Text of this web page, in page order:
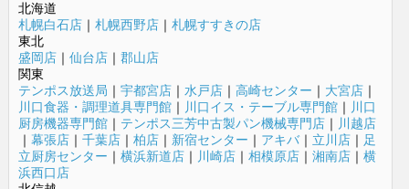
北海道
札幌白石店｜ 札幌西野店｜ 札幌すすきの店
東北
盛岡店｜ 仙台店｜ 郡山店
関東
テンポス放送局 ｜ 宇都宮店｜ 水戸店｜ 高崎センター ｜ 大宮店｜
川口食器・調理道具専門館｜ 川口イス・テーブル専門館｜ 川口
厨房機器専門館｜ テンポス三芳中古製パン機械専門店｜ 川越店
｜ 幕張店｜ 千葉店｜ 柏店｜ 新宿センター ｜ アキバ｜ 立川店｜ 足
立厨房センター ｜ 横浜新道店｜ 川崎店｜ 相模原店｜ 湘南店｜ 横
浜西口店